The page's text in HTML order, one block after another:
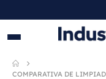
COMPARATIVA DE